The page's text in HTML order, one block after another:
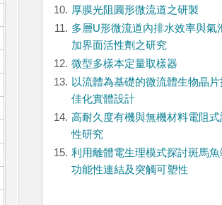
10. 厚膜光阻圓形微流道之研製
11. 多層U形微流道內排水效率與氣
加界面活性劑之研究
12. 微型多樣本定量取樣器
13. 以流體為基礎的微流體生物晶
佳化實體設計
14. 高耐久度有機與無機材料電阻
性研究
15. 利用離體電生理模式探討斑馬魚
功能性連結及突觸可塑性